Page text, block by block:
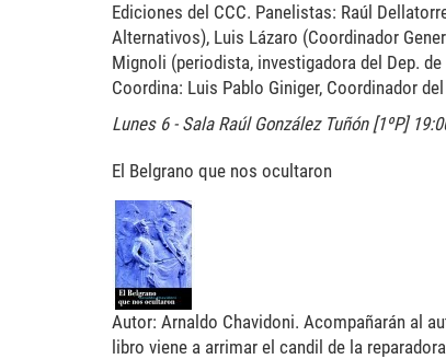
Ediciones del CCC. Panelistas: Raúl
Alternativos), Luis Lázaro (Coordinador
Mignoli (periodista, investigadora del Dep.
Coordina: Luis Pablo Giniger, Coordinador
Lunes 6 - Sala Raúl González Tuñón [1ºP]
El Belgrano que nos ocultaron
belgrano-400x400-
Autor: Arnaldo Chavidoni. Acompañarán al
libro viene a arrimar el candil de la